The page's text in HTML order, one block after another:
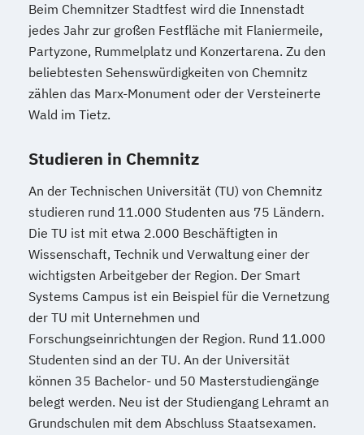
Beim Chemnitzer Stadtfest wird die Innenstadt
jedes Jahr zur großen Festfläche mit Flaniermeile,
Partyzone, Rummelplatz und Konzertarena. Zu den
beliebtesten Sehenswürdigkeiten von Chemnitz
zählen das Marx-Monument oder der Versteinerte
Wald im Tietz.
Studieren in Chemnitz
An der Technischen Universität (TU) von Chemnitz
studieren rund 11.000 Studenten aus 75 Ländern.
Die TU ist mit etwa 2.000 Beschäftigten in
Wissenschaft, Technik und Verwaltung einer der
wichtigsten Arbeitgeber der Region. Der Smart
Systems Campus ist ein Beispiel für die Vernetzung
der TU mit Unternehmen und
Forschungseinrichtungen der Region. Rund 11.000
Studenten sind an der TU. An der Universität
können 35 Bachelor- und 50 Masterstudiengänge
belegt werden. Neu ist der Studiengang Lehramt an
Grundschulen mit dem Abschluss Staatsexamen.